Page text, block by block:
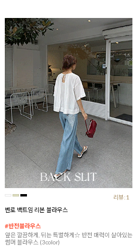
리뷰:1
벤로 백트임 리본 블라우스
#반전블라우스
앞은 깔끔하게, 뒤는 특별하게☆ 반전 매력이 살아있는
썸머 블라우스 (3color)